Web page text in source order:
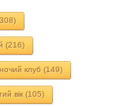
(216)
клуб (149)
вік(105)